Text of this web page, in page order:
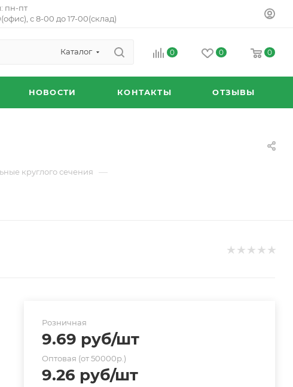
пн-пт
с 8-00 до 17-00(склад)
Каталог 0 0 0
НОВОСТИ КОНТАКТЫ ОТЗЫВЫ
круглого сечения —
Розничная
9.69 руб/шт
Оптовая (от 50000р.)
9.26 руб/шт